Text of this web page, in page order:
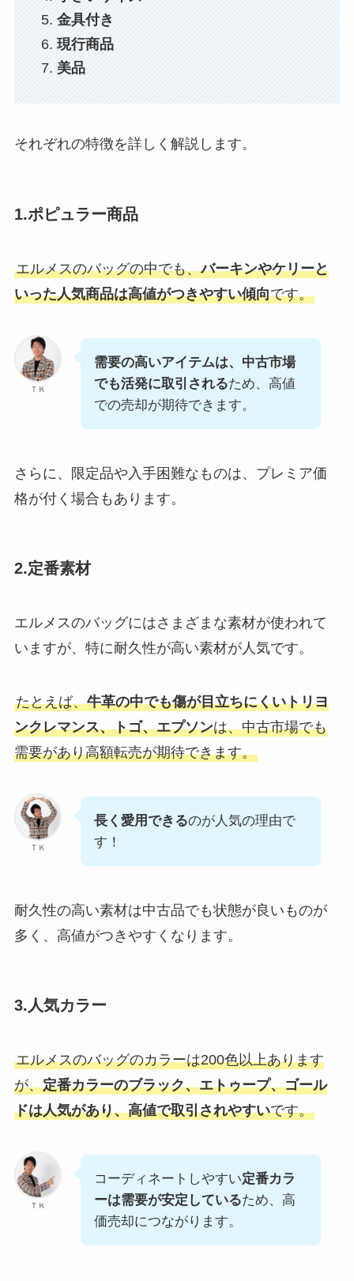
金具付き
現行商品
美品
それぞれの特徴を詳しく解説します。
1.ポピュラー商品
エルメスのバッグの中でも、バーキンやケリーと
いった人気商品は高値がつきやすい傾向です。
ＴＫ
需要の高いアイテムは、中古市場
でも活発に取引されるため、高値
での売却が期待できます。
さらに、限定品や入手困難なものは、プレミア価
格が付く場合もあります。
2.定番素材
エルメスのバッグにはさまざまな素材が使われて
いますが、特に耐久性が高い素材が人気です。
たとえば、牛革の中でも傷が目立ちにくいトリヨ
ンクレマンス、トゴ、エプソンは、中古市場でも
需要があり高額転売が期待できます。
ＴＫ
長く愛用できるのが人気の理由で
す！
耐久性の高い素材は中古品でも状態が良いものが
多く、高値がつきやすくなります。
3.人気カラー
エルメスのバッグのカラーは200色以上あります
が、定番カラーのブラック、エトゥープ、ゴール
ドは人気があり、高値で取引されやすいです。
ＴＫ
コーディネートしやすい定番カラ
ーは需要が安定しているため、高
価売却につながります。